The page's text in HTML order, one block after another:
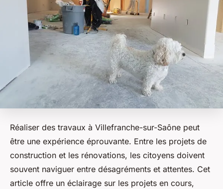
Réaliser des travaux à Villefranche-sur-Saône peut
être une expérience éprouvante. Entre les projets de
construction et les rénovations, les citoyens doivent
souvent naviguer entre désagréments et attentes. Cet
article offre un éclairage sur les projets en cours,